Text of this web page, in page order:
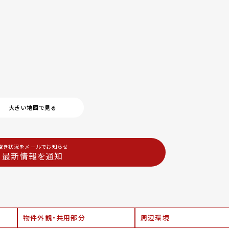
大きい地図で見る
き状況をメールでお知らせ
最新情報を通知
物件外観・共用部分 周辺環境